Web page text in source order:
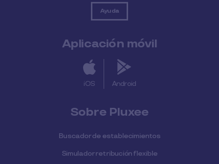
Ayuda
Aplicación móvil
iOS Android
Sobre Pluxee
Buscador de establecimientos
Simulador retribución flexible